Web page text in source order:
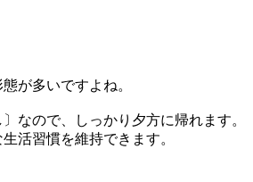
が多いですよね。
なので、しっかり夕方に帰れます。
活習慣を維持できます。